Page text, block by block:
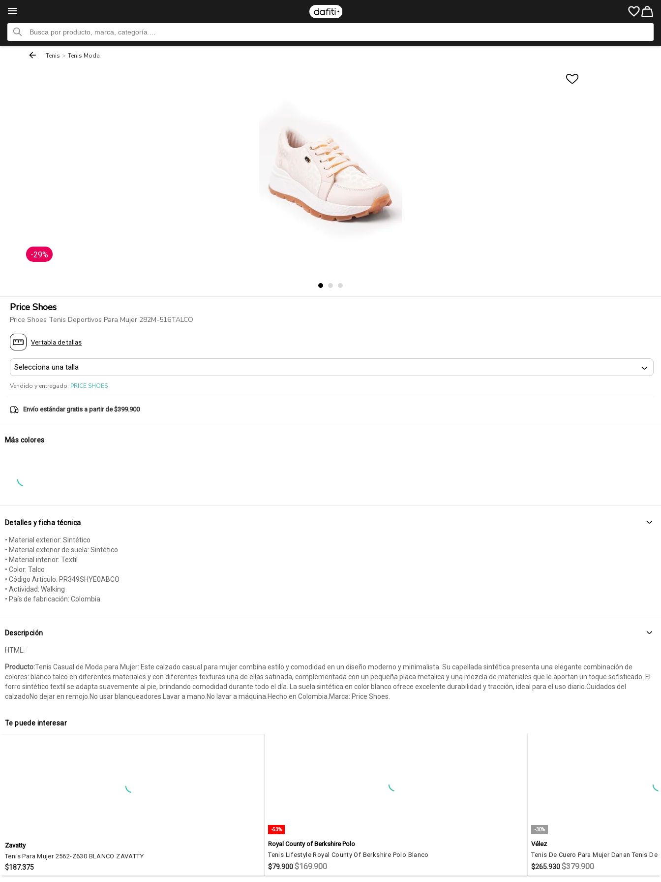
Tenis > Tenis Moda
-29%
Price Shoes
Price Shoes Tenis Deportivos Para Mujer 282M-516TALCO
Ver tabla de tallas
Vendido y entregado: PRICE SHOES
Envío estándar gratis a partir de $399.900
Más colores
Detalles y ficha técnica
• Material exterior: Sintético
• Material exterior de suela: Sintético
• Material interior: Textil
• Color: Talco
• Código Artículo: PR349SHYE0ABCO
• Actividad: Walking
• País de fabricación: Colombia
Descripción
HTML:
Producto:Tenis Casual de Moda para Mujer: Este calzado casual para mujer combina estilo y comodidad en un diseño moderno y minimalista. Su capellada sintética presenta una elegante combinación de
colores: blanco talco en diferentes materiales y con diferentes texturas una de ellas satinada, complementada con un pequeña placa metalica y una mezcla de materiales que le aportan un toque sofisticado. El
forro sintético textil se adapta suavemente al pie, brindando comodidad durante todo el día. La suela sintética en color blanco ofrece excelente durabilidad y tracción, ideal para el uso diario.Cuidados del
calzadoNo dejar en remojo.No usar blanqueadores.Lavar a mano.No lavar a máquina.Hecho en Colombia.Marca: Price Shoes.
Te puede interesar
Zavatty
Tenis Para Mujer 2562-Z630 BLANCO ZAVATTY
$187.375
-53%
Royal County of Berkshire Polo
Tenis Lifestyle Royal County Of Berkshire Polo Blanco
$79.900$169.900
-30%
Vélez
$265.930 $379.900